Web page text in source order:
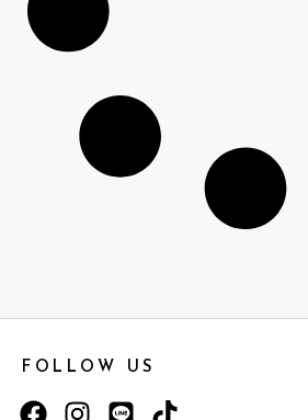
FOLLOW US